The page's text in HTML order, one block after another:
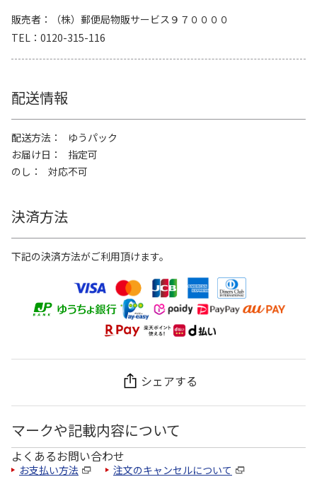
販売者
（株）郵便局物販サービス９７００００
TEL
0120-315-116
配送情報
配送方法
ゆうパック
お届け日
指定可
のし
対応不可
決済方法
下記の決済方法がご利用頂けます。
シェアする
マークや記載内容について
よくあるお問い合わせ
お支払い方法 注文のキャンセルについて